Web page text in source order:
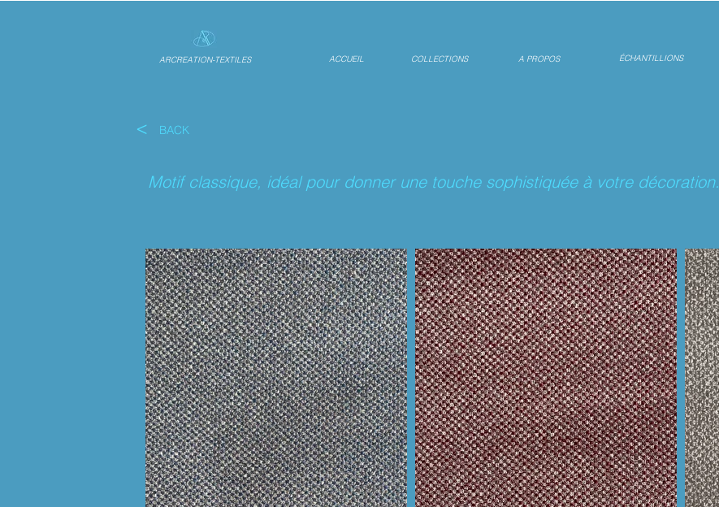
ARCREATION-TEXTILES ACCUEIL COLLECTIONS A PROPOS ÉCHANTILLIONS
< BACK
Motif classique, idéal pour donner une touche sophistiquée à votre décoration.